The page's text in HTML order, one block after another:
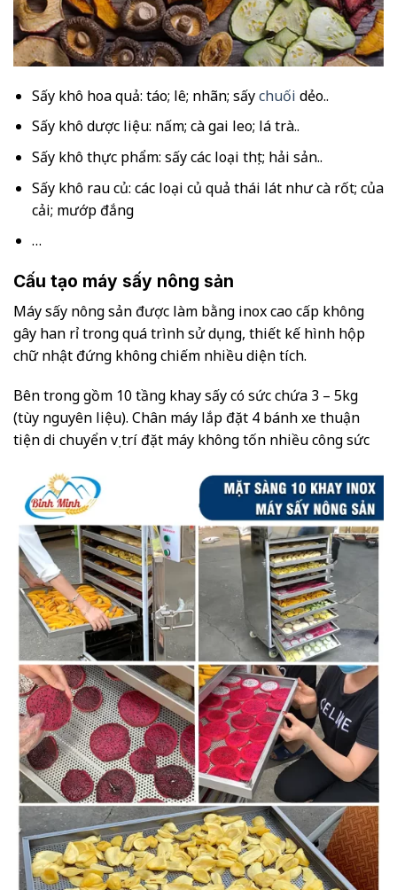
Sấy khô hoa quả: táo; lê; nhãn; sấychuối dẻo..
Sấy khô dược liệu: nấm; cà gai leo; lá trà..
Sấy khô thực phẩm: sấy các loại thịt; hải sản..
Sấy khô rau củ: các loại củ quả thái lát như cà rốt; của
cải; mướp đắng
…
Cấu tạo máy sấy nông sản
Máy sấy nông sản được làm bằng inox cao cấp không
gây han rỉ trong quá trình sử dụng, thiết kế hình hộp
chữ nhật đứng không chiếm nhiều diện tích.
Bên trong gồm 10 tầng khay sấy có sức chứa 3 – 5kg
(tùy nguyên liệu). Chân máy lắp đặt 4 bánh xe thuận
tiện di chuyển vị trí đặt máy không tốn nhiều công sức